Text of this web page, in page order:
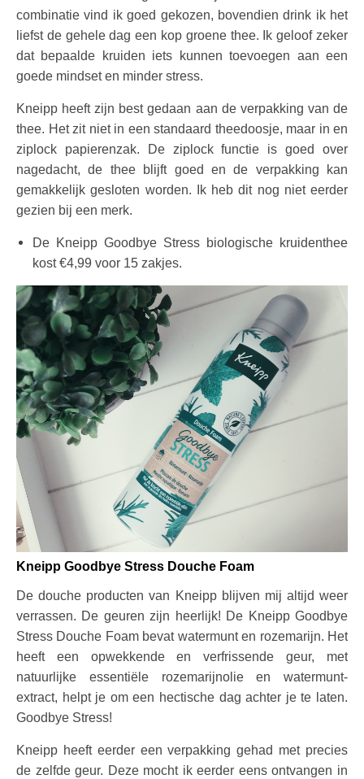
combinatie vind ik goed gekozen, bovendien drink ik het
liefst de gehele dag een kop groene thee. Ik geloof zeker
dat bepaalde kruiden iets kunnen toevoegen aan een
goede mindset en minder stress.
Kneipp heeft zijn best gedaan aan de verpakking van de
thee. Het zit niet in een standaard theedoosje, maar in en
ziplock papierenzak. De ziplock functie is goed over
nagedacht, de thee blijft goed en de verpakking kan
gemakkelijk gesloten worden. Ik heb dit nog niet eerder
gezien bij een merk.
De Kneipp Goodbye Stress biologische kruidenthee
kost €4,99 voor 15 zakjes.
Kneipp Goodbye Stress Douche Foam
De douche producten van Kneipp blijven mij altijd weer
verrassen. De geuren zijn heerlijk! De Kneipp Goodbye
Stress Douche Foam bevat watermunt en rozemarijn. Het
heeft een opwekkende en verfrissende geur, met
natuurlijke essentiële rozemarijnolie en watermunt-
extract, helpt je om een hectische dag achter je te laten.
Goodbye Stress!
Kneipp heeft eerder een verpakking gehad met precies
de zelfde geur. Deze mocht ik eerder eens ontvangen in